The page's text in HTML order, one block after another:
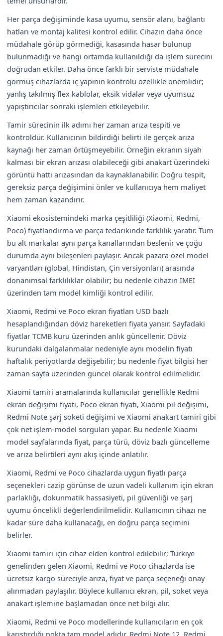
Her parça değişiminde kasa uyumu, sensör alanı, bağlantı
hatları ve montaj kalitesi kontrol edilir. Cihazın daha önce
müdahale görüp görmediği, kasasında hasar bulunup
bulunmadığı ve hangi ortamda kullanıldığı da işlem sürecini
doğrudan etkiler. Daha önce farklı bir serviste müdahale
görmüş cihazlarda iç yapının kontrolü özellikle önemlidir;
yanlış takılmış flex kablolar, eksik vidalar veya uyumsuz
yapıştırıcılar sonraki işlemleri etkileyebilir.
Tamir sürecinin ilk adımı her zaman arıza tespiti ve
kontroldür. Kullanıcının bildirdiği belirti ile gerçek arıza
kaynağı her zaman örtüşmeyebilir. Örneğin ekranın siyah
kalması bir ekran arızası olabileceği gibi anakart üzerindeki
görüntü hattı arızasından da kaynaklanabilir. Doğru tespit,
gereksiz parça değişimini önler ve kullanıcıya hem maliyet
hem zaman kazandırır.
Xiaomi ekosistemindeki marka çeşitliliği (Xiaomi, Redmi,
Poco) fiyatlandırma ve parça tedarikinde farklılık yaratır. Tüm
bu alt markalar aynı parça kanallarından beslenir ve çoğu
durumda aynı bileşenleri paylaşır. Ancak pazara özel model
varyantları (global, Hindistan, Çin versiyonları) arasında
donanımsal farklılıklar olabilir; bu nedenle cihazın IMEI
üzerinden tam model kimliği kontrol edilir.
Xiaomi, Redmi ve Poco ekran fiyatları USD bazlı
hesaplandığından döviz hareketleri fiyata yansır. Sayfadaki
fiyatlar TCMB kuru üzerinden anlık güncellenir. Döviz
kurundaki dalgalanmalar nedeniyle aynı modelin fiyatı
haftalık periyotlarda değişebilir; bu nedenle fiyat bilgisi her
zaman sayfa üzerinden güncel olarak kontrol edilmelidir.
Xiaomi tamiri aramalarında kullanıcılar genellikle Redmi
ekran değişimi fiyatı, Poco ekran fiyatı, Xiaomi pil değişimi,
Redmi Note şarj soketi değişimi ve Xiaomi anakart tamiri gibi
çok net işlem-model sorguları yapar. Bu nedenle Xiaomi
model sayfalarında fiyat, parça türü, döviz bazlı güncelleme
ve arıza belirtileri aynı akış içinde anlatılır.
Xiaomi, Redmi ve Poco cihazlarda uygun fiyatlı parça
seçenekleri cazip görünse de uzun vadeli kullanım için ekran
parlaklığı, dokunmatik hassasiyeti, pil güvenliği ve şarj
uyumu öncelikli değerlendirilmelidir. Kullanıcının cihazı ne
kadar süre daha kullanacağı, en doğru parça seçimini
belirler.
Xiaomi tamiri için cihaz elden kontrol edilebilir; Türkiye
genelinden gelen Xiaomi, Redmi ve Poco cihazlarda ise
ücretsiz kargo süreciyle arıza, fiyat ve parça seçeneği onay
alınmadan paylaşılır. Böylece kullanıcı ekran, pil, soket veya
anakart işlemine başlamadan önce net bilgi alır.
Xiaomi, Redmi ve Poco modellerinde kullanıcıların en çok
karıştırdığı nokta tam model adıdır. Redmi Note 12, Redmi